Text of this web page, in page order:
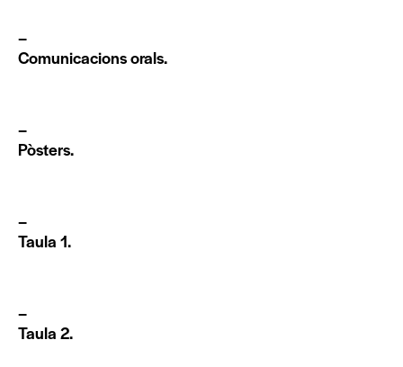
–
Comunicacions orals.
–
Pòsters.
–
Taula 1.
–
Taula 2.